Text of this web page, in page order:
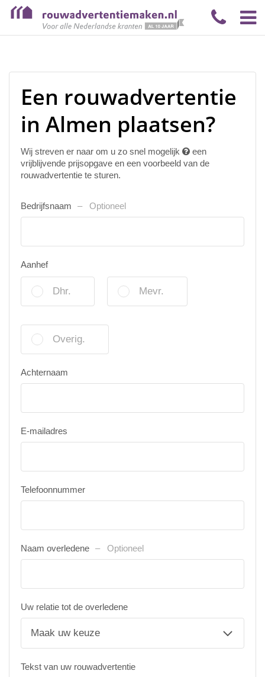
Een rouwadvertentie
in Almen plaatsen?
Wij streven er naar om u zo snel mogelijk
een
vrijblijvende prijsopgave en een voorbeeld van de
rouwadvertentie te sturen.
Bedrijfsnaam Optioneel
Aanhef
Dhr. Mevr.
Overig.
Achternaam
E-mailadres
Telefoonnummer
Naam overledene Optioneel
Uw relatie tot de overledene
Tekst van uw rouwadvertentie